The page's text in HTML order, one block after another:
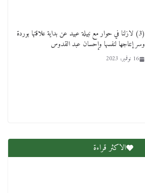
(3) لازلنا في حوار مع نبيلة عبيد عن بداية علاقتها بوردة
وسر إنتاجها لنفسها وإحسان عبد القدوس
16 نوفمبر، 2023
الاكثر قراءة